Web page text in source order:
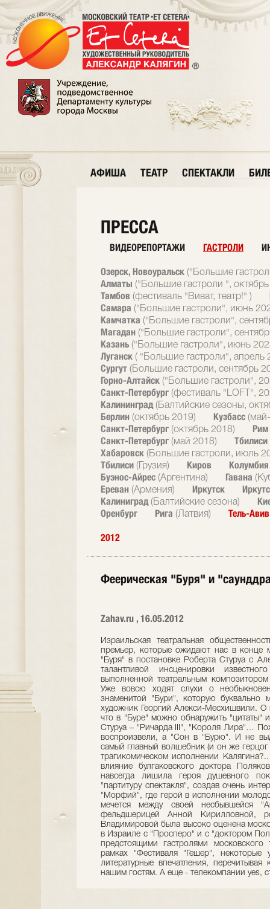
АФИША ТЕАТР СПЕКТАКЛИ
ПРЕССА
ВИДЕОРЕПОРТАЖИ ГАСТРОЛИ
Озерск, Новоуральск ("Большие
Алматы ("Большие гастроли ",
Тамбов (фестиваль "Виват, театр!" )
Самара ("Большие гастроли", июнь
Камчатка ("Большие гастроли",
Магадан ("Большие гастроли",
Казань ("Большие гастроли", июнь
Луганск ( "Большие гастроли", апрель
Сургут (Большие гастроли, сентябрь
Горно-Алтайск ("Большие гастроли",
Санкт-Петербург (фестиваль "LOFT",
Калининград (Балтийские сезоны,
Берлин (октябрь 2019) Кузбасс
Санкт-Петербург (октябрь 2018)
Рим
Санкт-Петербург (май 2018)
Тбилиси
Хабаровск (Большие гастроли, июль
Тбилиси (Грузия) Киров
Буэнос-Айрес (Аргентина) Гавана
Ереван (Армения) Иркутск
Калиниград (Балтийские сезона)
Оренбург
Рига (Латвия) Тель-
2012
Феерическая "Буря" и
Zahav.ru , 16.05.2012
Израильская театральная
премьер, которые ожидают нас в конце
"Буря" в постановке Роберта Стуруа с
талантливой инсценировки
выполненной театральным
Уже вовсю ходят слухи о
знаменитой "Бури", которую буквально
художник Георгий Алекси-Месхишвили.
что в "Буре" можно обнаружить "цитаты"
Стуруа – "Ричарда III", "Короля Лира"…
воспроизвели, а "Сон в "Бурю". И не
самый главный волшебник (и он же
трагикомическом исполнении
влияние булгаковского доктора
навсегда лишила героя душевного
"партитуру спектакля", создав очень
"Морфий", где герой в исполнении
мечется между своей несбывшейся
фельдшерицей Анной Кирилловной,
Владимировой была высоко оценена
в Израиле с "Просперо" и с "доктором
предстоящими гастролями
рамках "Фестиваля "Гешер",
литературные впечатления,
нашим гостям. А еще - телекомпании yes,